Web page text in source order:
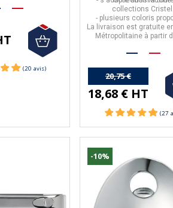
collections Cristel.
- plusieurs coloris
La livraison est gratuite
Métropolitaine à partir
20,75 €
18,68 € HT
-10%